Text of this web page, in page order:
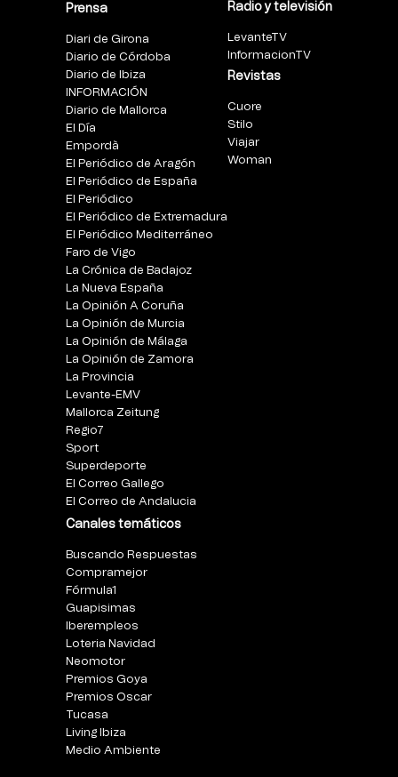
Prensa
Diari de Girona
Diario de Córdoba
Diario de Ibiza
INFORMACIÓN
Diario de Mallorca
El Día
Empordà
El Periódico de Aragón
El Periódico de España
El Periódico
El Periódico de Extremadura
El Periódico Mediterráneo
Faro de Vigo
La Crónica de Badajoz
La Nueva España
La Opinión A Coruña
La Opinión de Murcia
La Opinión de Málaga
La Opinión de Zamora
La Provincia
Levante-EMV
Mallorca Zeitung
Regio7
Sport
Superdeporte
El Correo Gallego
El Correo de Andalucia
Canales temáticos
Buscando Respuestas
Compramejor
Fórmula1
Guapisimas
Iberempleos
Loteria Navidad
Neomotor
Premios Goya
Premios Oscar
Tucasa
Living Ibiza
Medio Ambiente
Radio y televisión
LevanteTV
InformacionTV
Revistas
Cuore
Stilo
Viajar
Woman